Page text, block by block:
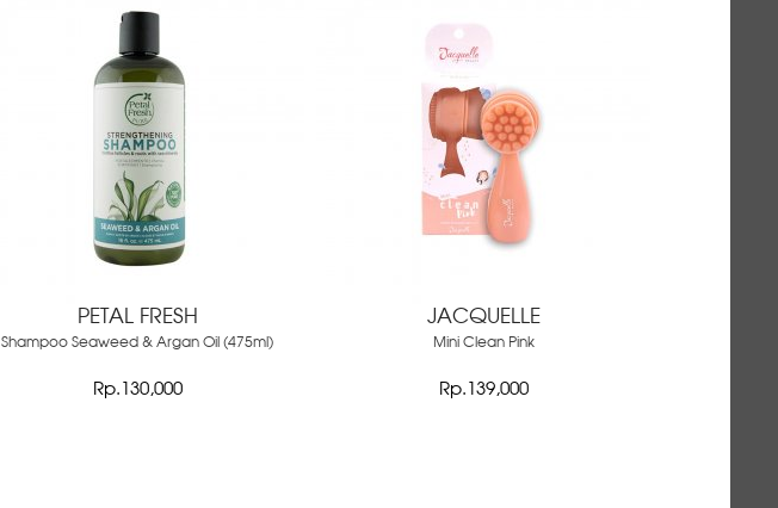
PETAL FRESH
Shampoo Seaweed & Argan Oil (475ml)
Rp.130,000
JACQUELLE
Mini Clean Pink
Rp.139,000